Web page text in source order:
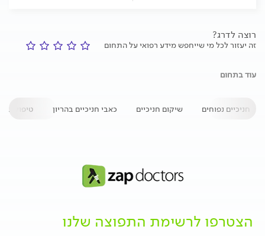
רוצה לדרג?
זה יעזור לכל מי שייחפש מידע רפואי על התחום
עוד בתחום
חניכיים נפוחים שיקום חניכיים כאבי חניכיים בהריון טיפול
הצטרפו לרשימת התפוצה שלנו